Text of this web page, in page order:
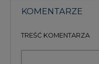
KOMENTARZE
TREŚĆ KOMENTARZA